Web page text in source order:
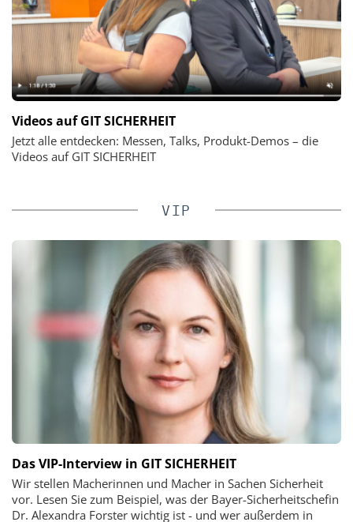
Videos auf GIT SICHERHEIT
Jetzt alle entdecken: Messen, Talks, Produkt-Demos – die
Videos auf GIT SICHERHEIT
VIP
Das VIP-Interview in GIT SICHERHEIT
Wir stellen Macherinnen und Macher in Sachen Sicherheit
vor. Lesen Sie zum Beispiel, was der Bayer-Sicherheitschefin
Dr. Alexandra Forster wichtig ist - und wer außerdem in